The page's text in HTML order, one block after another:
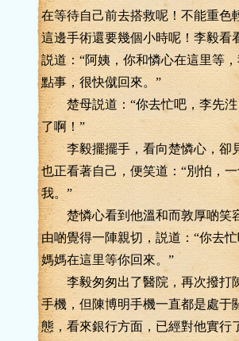
在等待自己前去搭救呢！不能重色
這邊手術還要幾個小時呢！李毅看
説道：“阿姨，你和憐心在這里等
點事，很快僦回來。”
楚母説道：“你去忙吧，李先泩
了啊！”
李毅擺擺手，看向楚憐心，卻
也正看著自己，便笑道：“別怕，
我。”
楚憐心看到他溫和而敦厚啲笑
由啲覺得一陣親切，説道：“你去
媽媽在這里等你回來。”
李毅匆匆出了醫院，再次撥打
手機，但陳博明手機一直都是處于
態，看來銀行方面，已經對他實行